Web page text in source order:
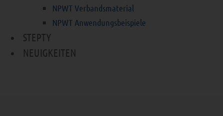
NPWT Verbandsmaterial
NPWT Anwendungsbeispiele
STEPTY
NEUIGKEITEN